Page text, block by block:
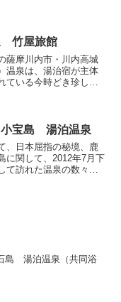
泉に当た...
竹屋旅館
薩摩川内市・川内高城
温泉は、湯治宿が主体
ている今時どき珍しい
陥りま...
宝島 湯泊温泉
、日本屈指の秘境、鹿
に関して、2012年7月下
て訪れた温泉の数々や
島 湯泊温泉（共同浴